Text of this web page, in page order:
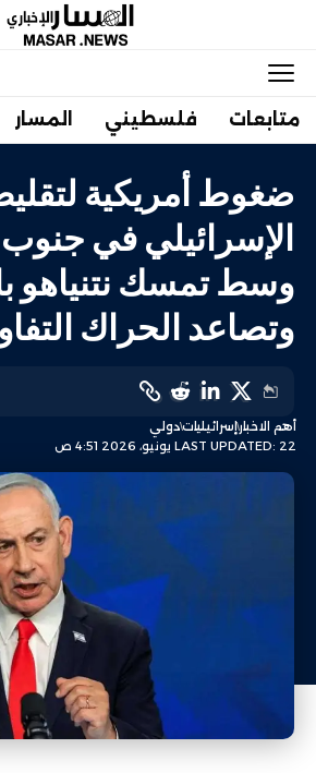
متابعات فلسطيني المسار
ضغوط أمريكية
الإسرائيلي في جنوب
وسط تمسك نتنياهو
وتصاعد الحراك
LAST UPDATED: 22 يونيو، 2026 4:51 ص
أهم الاخبارإسرائيلياتدولي